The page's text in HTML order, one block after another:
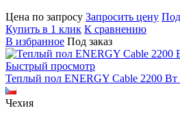
Цена по запросу Запросить цену
Купить в 1 клик К сравнению
В избранное Под заказ
Быстрый просмотр
Теплый пол ENERGY Cable 2200 Вт
Чехия